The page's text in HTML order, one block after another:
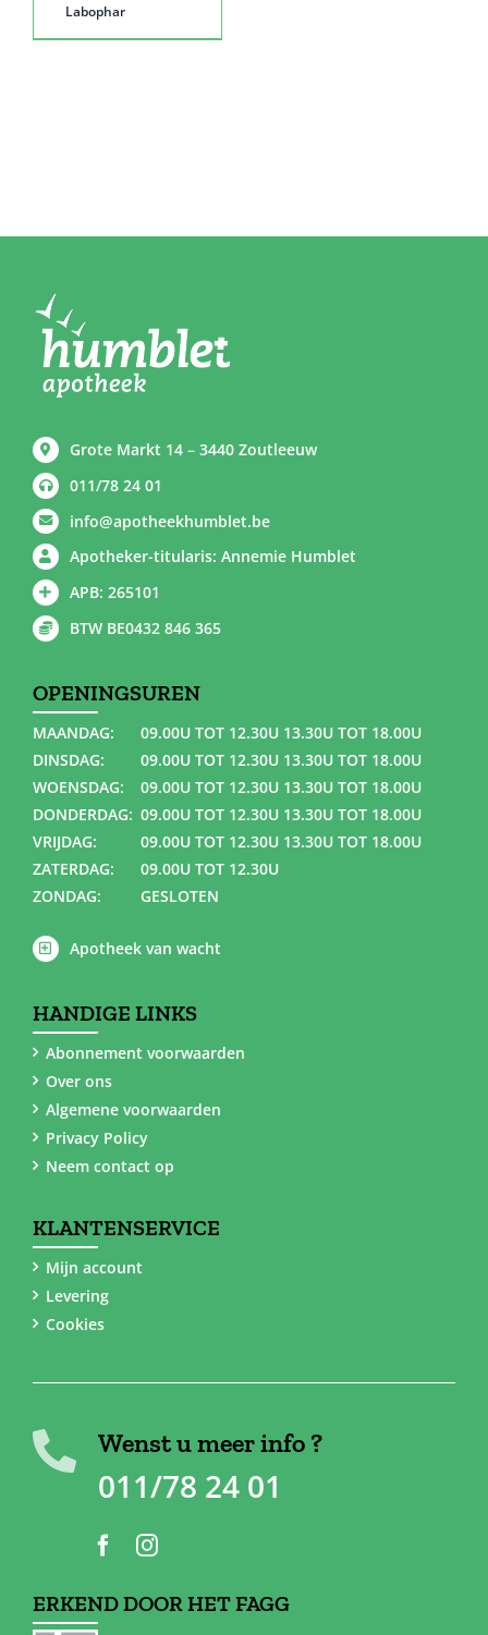
Labophar
Grote Markt 14 – 3440 Zoutleeuw
011/78 24 01
info@apotheekhumblet.be
Apotheker-titularis: Annemie Humblet
APB: 265101
BTW BE0432 846 365
OPENINGSUREN
MAANDAG:
09.00U TOT 12.30U 13.30U TOT 18.00U
DINSDAG:
09.00U TOT 12.30U 13.30U TOT 18.00U
WOENSDAG:
09.00U TOT 12.30U 13.30U TOT 18.00U
DONDERDAG: 09.00U TOT 12.30U 13.30U TOT 18.00U
VRIJDAG:
09.00U TOT 12.30U 13.30U TOT 18.00U
ZATERDAG:
09.00U TOT 12.30U
ZONDAG:
GESLOTEN
Apotheek van wacht
HANDIGE LINKS
Abonnement voorwaarden
Over ons
Algemene voorwaarden
Privacy Policy
Neem contact op
KLANTENSERVICE
Mijn account
Levering
Cookies
Wenst u meer info ?
011/78 24 01
ERKEND DOOR HET FAGG